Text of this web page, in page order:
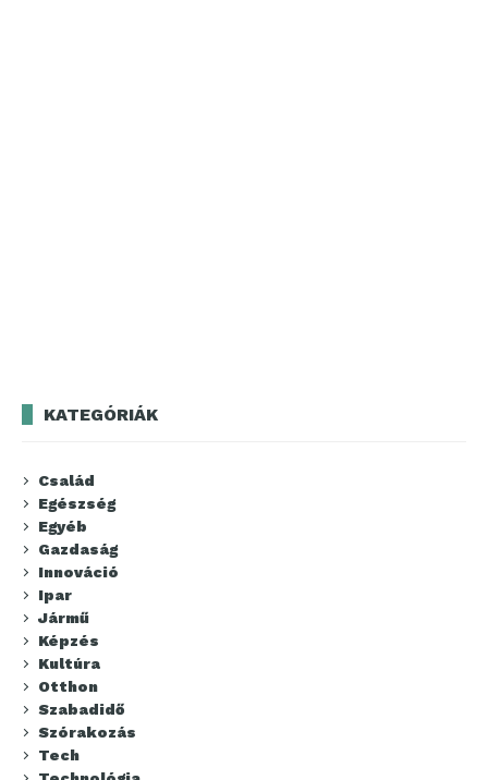
KATEGÓRIÁK
Család
Egészség
Egyéb
Gazdaság
Innováció
Ipar
Jármű
Képzés
Kultúra
Otthon
Szabadidő
Szórakozás
Tech